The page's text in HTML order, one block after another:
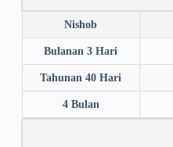
Nishob
Bulanan 3 Hari
Tahunan 40 Hari
4 Bulan